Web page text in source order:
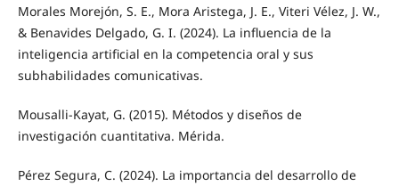
Morales Morejón, S. E., Mora Aristega, J. E., Viteri Vélez, J. W.,
& Benavides Delgado, G. I. (2024). La influencia de la
inteligencia artificial en la competencia oral y sus
subhabilidades comunicativas.
Mousalli-Kayat, G. (2015). Métodos y diseños de
investigación cuantitativa. Mérida.
Pérez Segura, C. (2024). La importancia del desarrollo de